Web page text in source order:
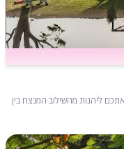
ליהנות מהשילוב המנצח בין